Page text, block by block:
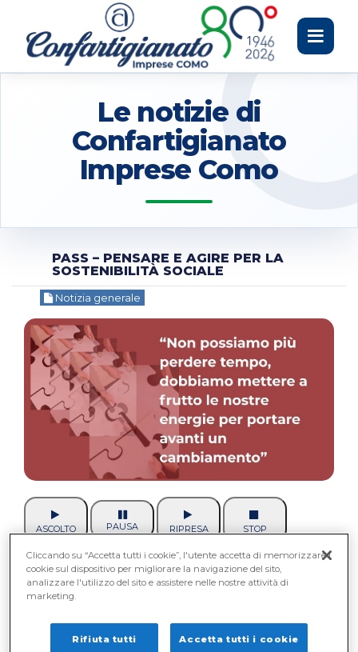
Toggle
Le notizie di
Confartigianato
Imprese Como
PASS – PENSARE E AGIRE PER LA
SOSTENIBILITÀ SOCIALE
Notizia generale
ASCOLTO PAUSA RIPRESA STOP
Confartigianato Como segnala alle proprie
imprese un’importante opportunità di
Sostenibilità Sociale, un ciclo di incontri
Cliccando su “Accetta tutti i cookie”, l'utente accetta di memorizzare i
cookie sul dispositivo per migliorare la navigazione del sito,
analizzare l'utilizzo del sito e assistere nelle nostre attività di
marketing.
Rifiuta tutti Accetta tutti i cookie